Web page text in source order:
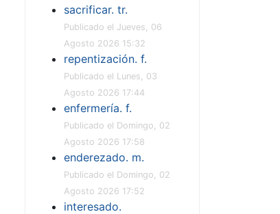
sacrificar. tr.
Publicado el Jueves, 06
Agosto 2026 15:32
repentización. f.
Publicado el Lunes, 03
Agosto 2026 17:44
enfermería. f.
Publicado el Domingo, 02
Agosto 2026 17:58
enderezado. m.
Publicado el Domingo, 02
Agosto 2026 17:52
interesado.